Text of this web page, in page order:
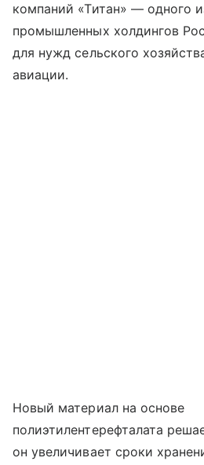
компаний «Титан» — одного
промышленных холдингов
для нужд сельского
авиации.
Новый материал на основе
полиэтилентерефталата
он увеличивает сроки